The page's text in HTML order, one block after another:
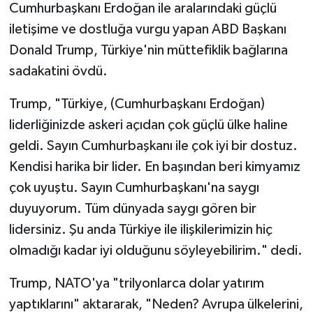
Cumhurbaşkanı Erdoğan ile aralarındaki güçlü
iletişime ve dostluğa vurgu yapan ABD Başkanı
Donald Trump, Türkiye'nin müttefiklik bağlarına
sadakatini övdü.
Trump, "Türkiye, (Cumhurbaşkanı Erdoğan)
liderliğinizde askeri açıdan çok güçlü ülke haline
geldi. Sayın Cumhurbaşkanı ile çok iyi bir dostuz.
Kendisi harika bir lider. En başından beri kimyamız
çok uyuştu. Sayın Cumhurbaşkanı'na saygı
duyuyorum. Tüm dünyada saygı gören bir
lidersiniz. Şu anda Türkiye ile ilişkilerimizin hiç
olmadığı kadar iyi olduğunu söyleyebilirim." dedi.
Trump, NATO'ya "trilyonlarca dolar yatırım
yaptıklarını" aktararak, "Neden? Avrupa ülkelerini,